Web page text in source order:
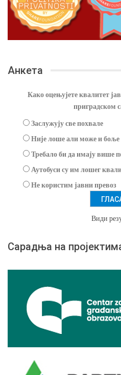
Анкета
Како оцењујете квалитет
приградском
Заслужују све похвале
Није лоше али може и боље
Требало би да имају више
Аутобуси су им лошег
Не користим јавни превоз
Види
Сарадња на